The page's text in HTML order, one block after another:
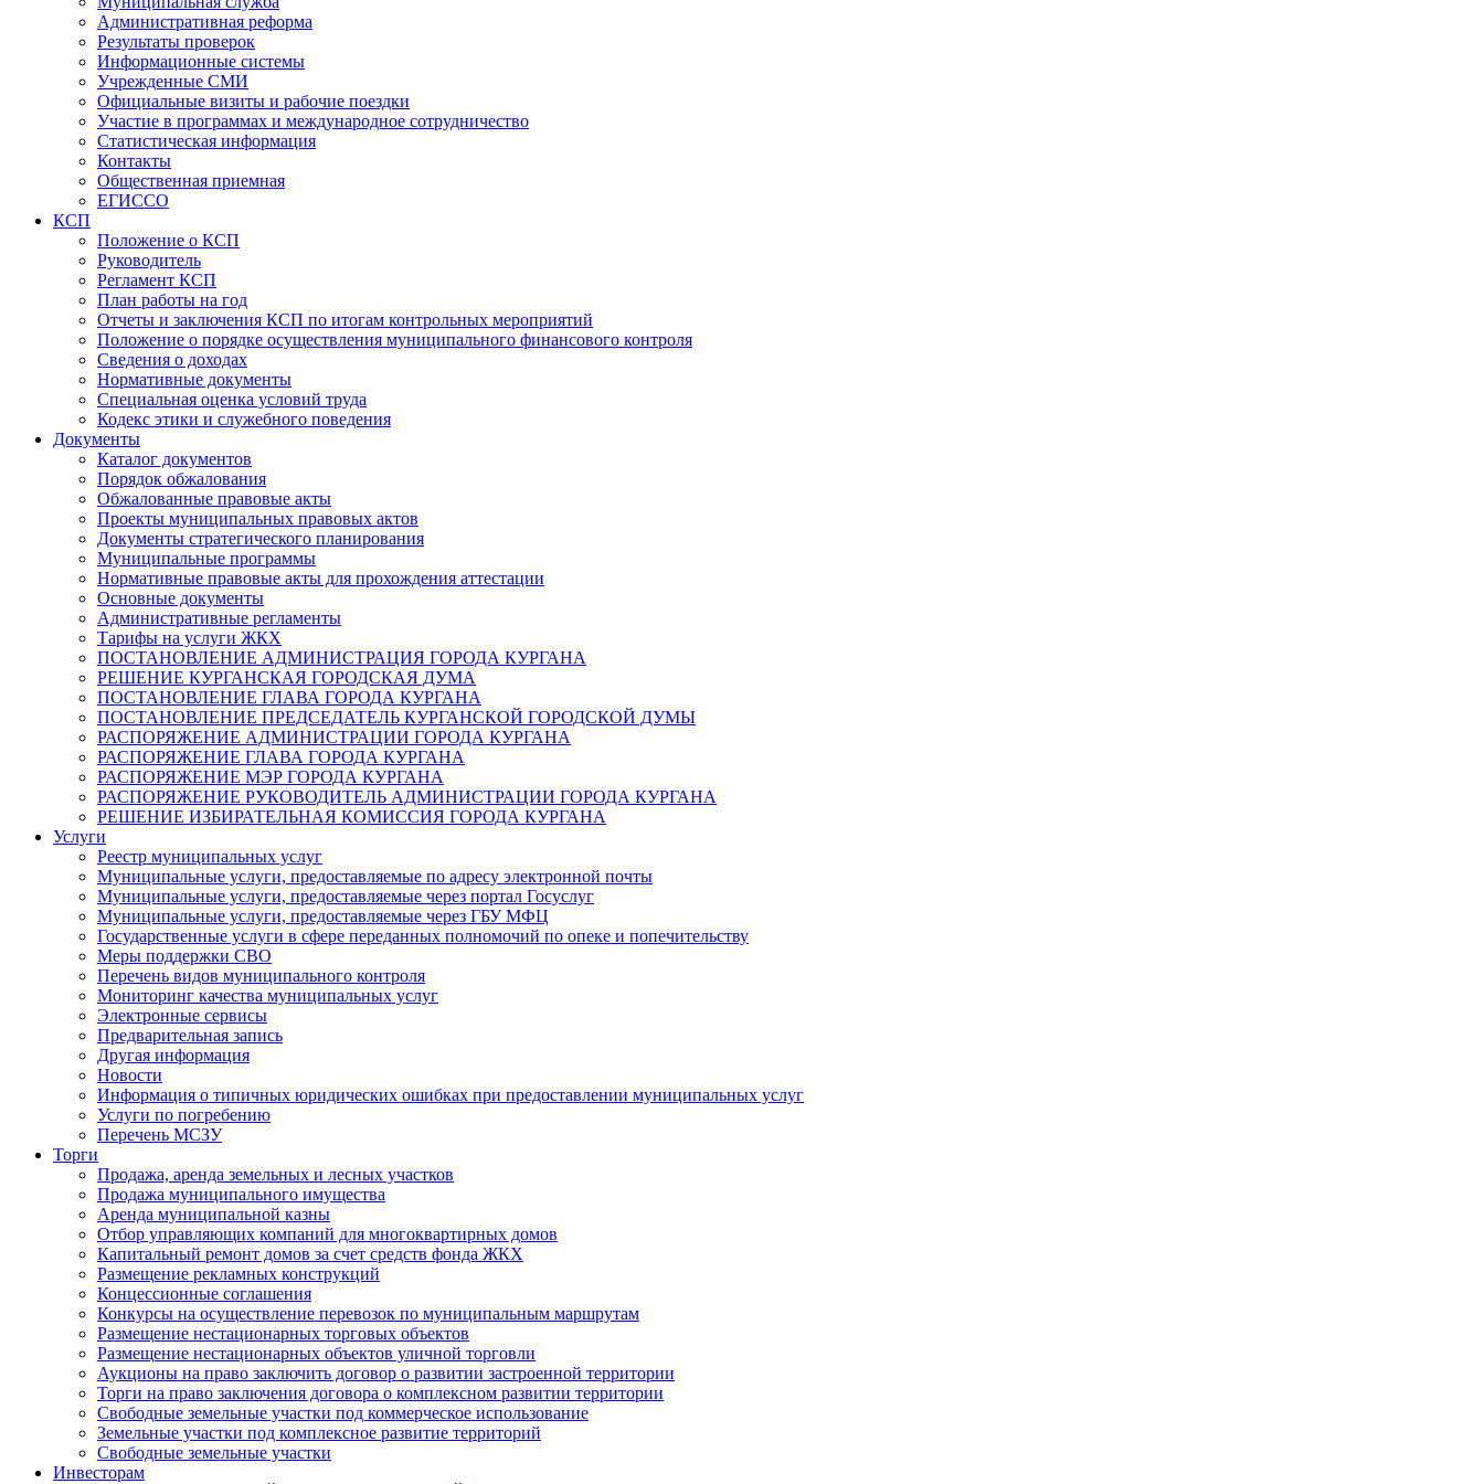
Административная реформа
Результаты проверок
Информационные системы
Учрежденные СМИ
Официальные визиты и рабочие поездки
Участие в программах и международное сотрудничество
Статистическая информация
Контакты
Общественная приемная
ЕГИССО
КСП
Положение о КСП
Руководитель
Регламент КСП
План работы на год
Отчеты и заключения КСП по итогам контрольных мероприятий
Положение о порядке осуществления муниципального финансового контроля
Сведения о доходах
Нормативные документы
Специальная оценка условий труда
Кодекс этики и служебного поведения
Документы
Каталог документов
Порядок обжалования
Обжалованные правовые акты
Проекты муниципальных правовых актов
Документы стратегического планирования
Муниципальные программы
Нормативные правовые акты для прохождения аттестации
Основные документы
Административные регламенты
Тарифы на услуги ЖКХ
ПОСТАНОВЛЕНИЕ АДМИНИСТРАЦИЯ ГОРОДА КУРГАНА
РЕШЕНИЕ КУРГАНСКАЯ ГОРОДСКАЯ ДУМА
ПОСТАНОВЛЕНИЕ ГЛАВА ГОРОДА КУРГАНА
ПОСТАНОВЛЕНИЕ ПРЕДСЕДАТЕЛЬ КУРГАНСКОЙ ГОРОДСКОЙ ДУМЫ
РАСПОРЯЖЕНИЕ АДМИНИСТРАЦИИ ГОРОДА КУРГАНА
РАСПОРЯЖЕНИЕ ГЛАВА ГОРОДА КУРГАНА
РАСПОРЯЖЕНИЕ МЭР ГОРОДА КУРГАНА
РАСПОРЯЖЕНИЕ РУКОВОДИТЕЛЬ АДМИНИСТРАЦИИ ГОРОДА КУРГАНА
РЕШЕНИЕ ИЗБИРАТЕЛЬНАЯ КОМИССИЯ ГОРОДА КУРГАНА
Услуги
Реестр муниципальных услуг
Муниципальные услуги, предоставляемые по адресу электронной почты
Муниципальные услуги, предоставляемые через портал Госуслуг
Муниципальные услуги, предоставляемые через ГБУ МФЦ
Государственные услуги в сфере переданных полномочий по опеке и попечительству
Меры поддержки СВО
Перечень видов муниципального контроля
Мониторинг качества муниципальных услуг
Электронные сервисы
Предварительная запись
Другая информация
Новости
Информация о типичных юридических ошибках при предоставлении муниципальных услуг
Услуги по погребению
Перечень МСЗУ
Торги
Продажа, аренда земельных и лесных участков
Продажа муниципального имущества
Аренда муниципальной казны
Отбор управляющих компаний для многоквартирных домов
Капитальный ремонт домов за счет средств фонда ЖКХ
Размещение рекламных конструкций
Концессионные соглашения
Конкурсы на осуществление перевозок по муниципальным маршрутам
Размещение нестационарных торговых объектов
Размещение нестационарных объектов уличной торговли
Аукционы на право заключить договор о развитии застроенной территории
Торги на право заключения договора о комплексном развитии территории
Свободные земельные участки под коммерческое использование
Земельные участки под комплексное развитие территорий
Свободные земельные участки
Инвесторам